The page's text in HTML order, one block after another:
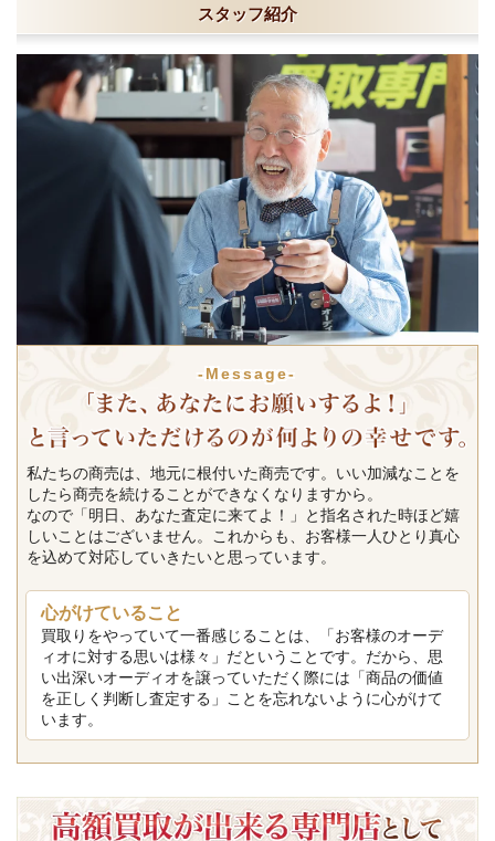
スタッフ紹介
-Message-
私たちの商売は、地元に根付いた商売です。いい加減なことを
したら商売を続けることができなくなりますから。
なので「明日、あなた査定に来てよ！」と指名された時ほど嬉
しいことはございません。これからも、お客様一人ひとり真心
を込めて対応していきたいと思っています。
心がけていること
買取りをやっていて一番感じることは、「お客様のオーデ
ィオに対する思いは様々」だということです。だから、思
い出深いオーディオを譲っていただく際には「商品の価値
を正しく判断し査定する」ことを忘れないように心がけて
います。